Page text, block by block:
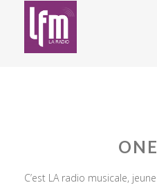
C’est LA radio musicale,